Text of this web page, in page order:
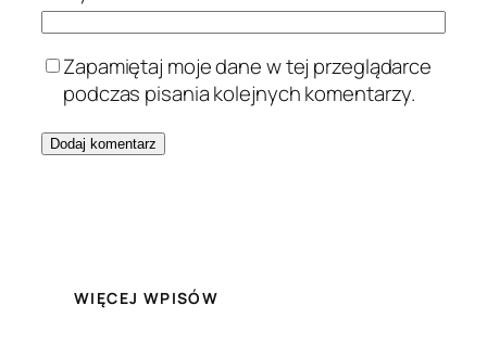
Zapamiętaj moje dane w tej przeglądarce
podczas pisania kolejnych komentarzy.
WIĘCEJ WPISÓW